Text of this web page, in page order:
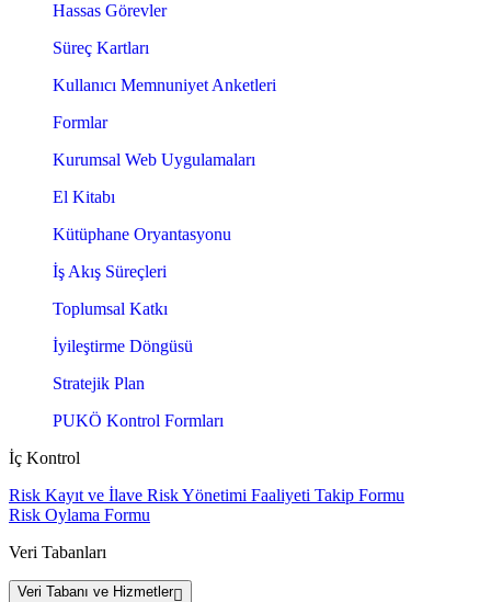
Hassas Görevler
Süreç Kartları
Kullanıcı Memnuniyet Anketleri
Formlar
Kurumsal Web Uygulamaları
El Kitabı
Kütüphane Oryantasyonu
İş Akış Süreçleri
Toplumsal Katkı
İyileştirme Döngüsü
Stratejik Plan
PUKÖ Kontrol Formları
İç Kontrol
Risk Kayıt ve İlave Risk Yönetimi Faaliyeti Takip Formu
Risk Oylama Formu
Veri Tabanları
Veri Tabanı ve Hizmetler